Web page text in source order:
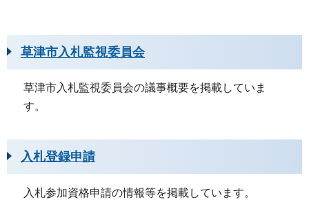
草津市入札監視委員会
草津市入札監視委員会の議事概要を掲載していま
す。
入札登録申請
入札参加資格申請の情報等を掲載しています。